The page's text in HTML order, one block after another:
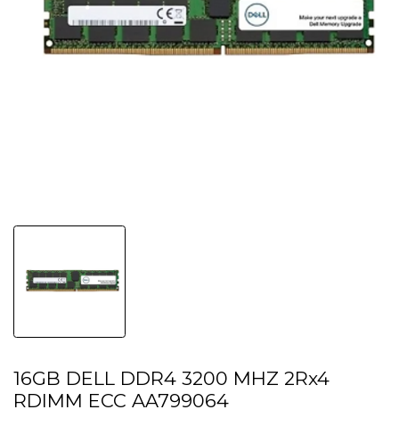
16GB DELL DDR4 3200 MHZ 2Rx4
RDIMM ECC AA799064